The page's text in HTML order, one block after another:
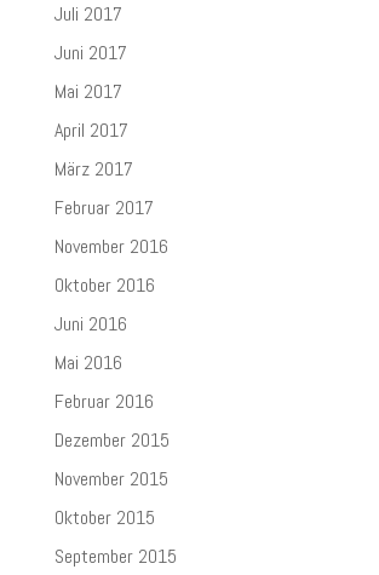
Juli 2017
Juni 2017
Mai 2017
April 2017
März 2017
Februar 2017
November 2016
Oktober 2016
Juni 2016
Mai 2016
Februar 2016
Dezember 2015
November 2015
Oktober 2015
September 2015